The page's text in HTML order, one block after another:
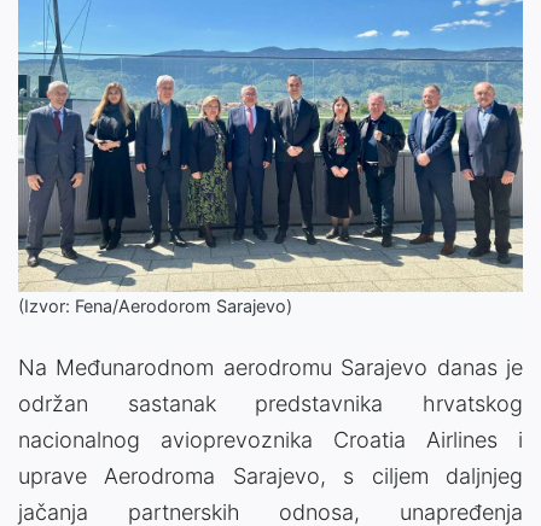
(Izvor: Fena/Aerodorom Sarajevo)
Na Međunarodnom aerodromu Sarajevo danas je
održan sastanak predstavnika hrvatskog
nacionalnog avioprevoznika Croatia Airlines i
uprave Aerodroma Sarajevo, s ciljem daljnjeg
jačanja partnerskih odnosa, unapređenja